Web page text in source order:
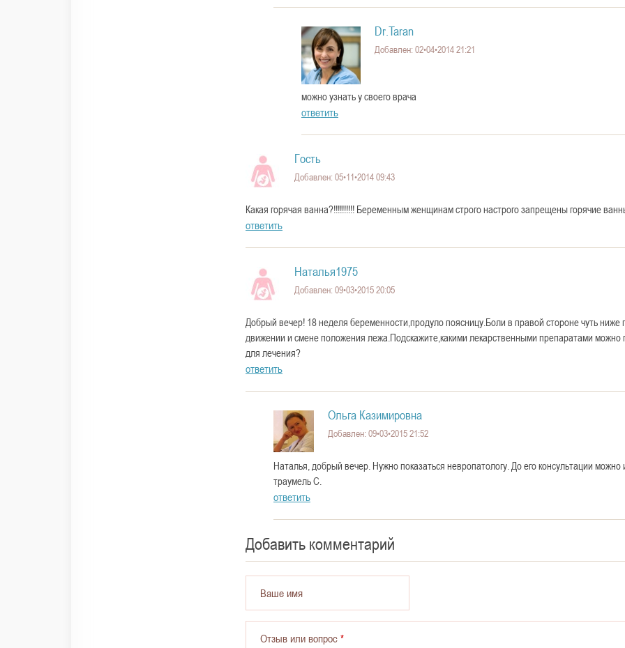
Dr.Taran
Добавлен: 02•04•2014 21:21
можно узнать у своего врача
ответить
Гость
Добавлен: 05•11•2014 09:43
Какая горячая ванна?!!!!!!!!!! Беременным женщинам строго настрого запрещены горячие
ответить
Наталья1975
Добавлен: 09•03•2015 20:05
Добрый вечер! 18 неделя беременности,продуло поясницу.Боли в правой стороне чуть ниже
движении и смене положения лежа.Подскажите,какими лекарственными препаратами можно
для лечения?
ответить
Ольга Казимировна
Добавлен: 09•03•2015 21:52
Наталья, добрый вечер. Нужно показаться невропатологу. До его консультации можно
траумель С.
ответить
Добавить комментарий
Ваше имя
Отзыв или вопрос *